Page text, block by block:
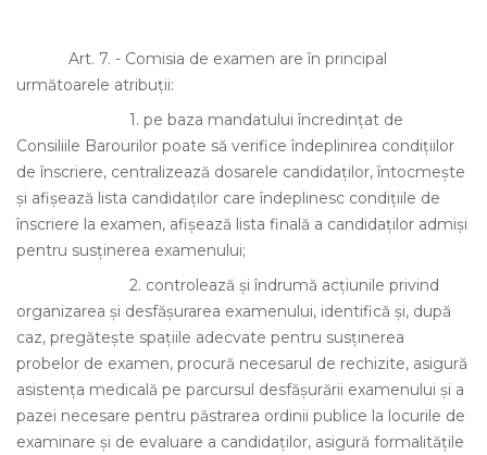
Art. 7. - Comisia de examen are în principal
următoarele atribuţii:
1. pe baza mandatului încredinţat de
Consiliile Barourilor poate să verifice îndeplinirea condiţiilor
de înscriere, centralizează dosarele candidaţilor, întocmeşte
şi afişează lista candidaţilor care îndeplinesc condiţiile de
înscriere la examen, afişează lista finală a candidaţilor admişi
pentru susţinerea examenului;
2. controlează şi îndrumă acţiunile privind
organizarea şi desfăşurarea examenului, identifică şi, după
caz, pregăteşte spaţiile adecvate pentru susţinerea
probelor de examen, procură necesarul de rechizite, asigură
asistenţa medicală pe parcursul desfăşurării examenului şi a
pazei necesare pentru păstrarea ordinii publice la locurile de
examinare şi de evaluare a candidaţilor, asigură formalităţile